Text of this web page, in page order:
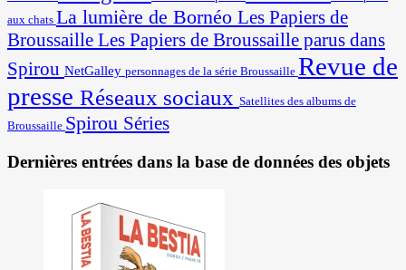
aux chats La lumière de Bornéo Les Papiers de
Broussaille Les Papiers de Broussaille parus dans
Spirou NetGalley personnages de la série Broussaille Revue de
presse Réseaux sociaux Satellites des albums de
Broussaille Spirou Séries
Dernières entrées dans la base de données des objets